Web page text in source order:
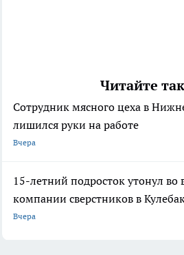
Читайте
Сотрудник мясного цеха в
лишился руки на работе
Вчера
15-летний подросток утонул во
компании сверстников в
Вчера